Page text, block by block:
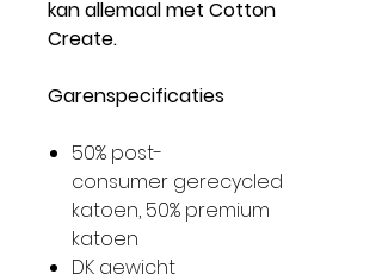
kan allemaal met Cotton
Create.
Garenspecificaties
50% post-
consumer gerecycled
katoen, 50% premium
katoen
DK gewicht